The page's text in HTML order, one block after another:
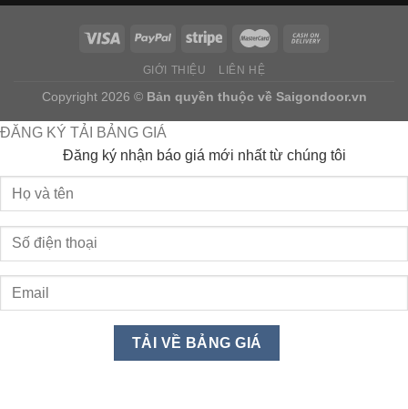
GIỚI THIỆU LIÊN HỆ
Copyright 2026 © Bản quyền thuộc về Saigondoor.vn
ĐĂNG KÝ TẢI BẢNG GIÁ
Đăng ký nhận báo giá mới nhất từ chúng tôi